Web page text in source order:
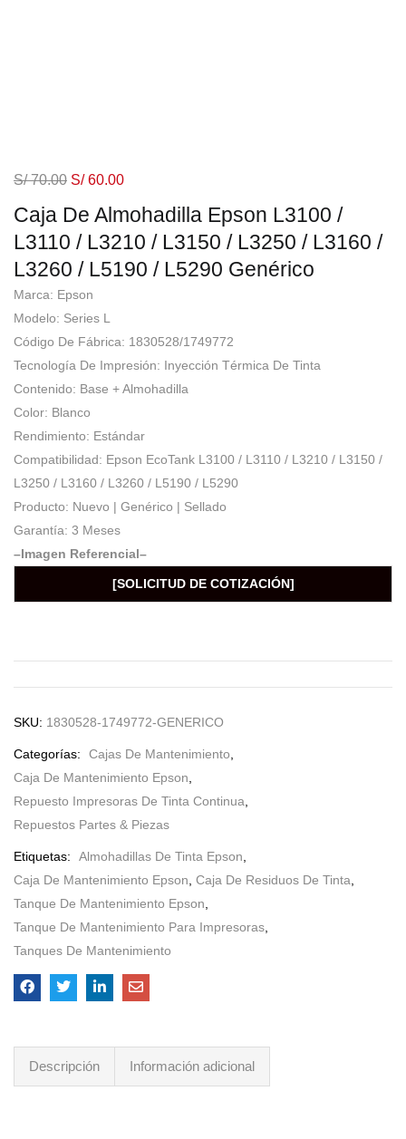
Caja De Almohadilla Epson L3100 /
L3110 / L3210 / L3150 / L3250 / L3160 /
L3260 / L5190 / L5290 Genérico
S/70.00 S/60.00
Marca: Epson
Modelo: Series L
Código De Fábrica: 1830528/1749772
Tecnología De Impresión: Inyección Térmica De Tinta
Contenido: Base + Almohadilla
Color: Blanco
Rendimiento: Estándar
Compatibilidad: Epson EcoTank L3100 / L3110 / L3210 / L3150 /
L3250 / L3160 / L3260 / L5190 / L5290
Producto: Nuevo | Genérico | Sellado
Garantía: 3 Meses
–Imagen Referencial–
[SOLICITUD DE COTIZACIÓN]
SKU: 1830528-1749772-GENERICO
Categorías: Cajas De Mantenimiento
Caja De Mantenimiento Epson
Repuesto Impresoras De Tinta Continua
Repuestos Partes & Piezas
Etiquetas: Almohadillas De Tinta Epson
Caja De Mantenimiento Epson Caja De Residuos De Tinta
Tanque De Mantenimiento Epson
Tanque De Mantenimiento Para Impresoras
Tanques De Mantenimiento
Descripción Información adicional